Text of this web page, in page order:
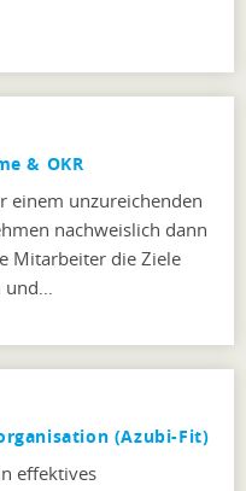
& OKR
einem unzureichenden
nachweislich dann
Mitarbeiter die Ziele
(Azubi-Fit)
effektives